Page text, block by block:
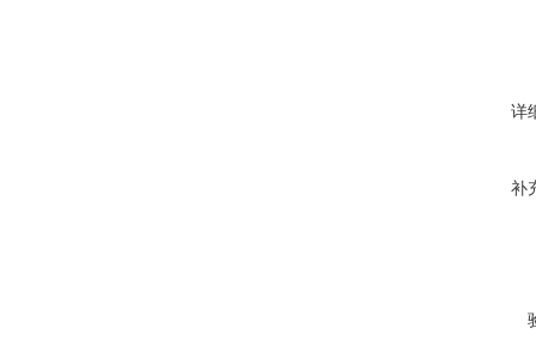
详
补